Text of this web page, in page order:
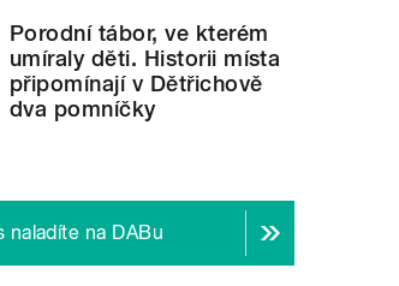
Porodní tábor, ve kterém
umíraly děti. Historii místa
připomínají v Dětřichově
dva pomníčky
naladíte na DABu